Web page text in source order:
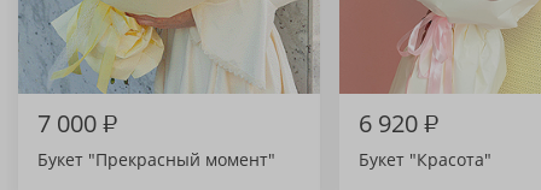
7 000₽
Букет "Прекрасный момент"
6 920₽
Букет "Красота"